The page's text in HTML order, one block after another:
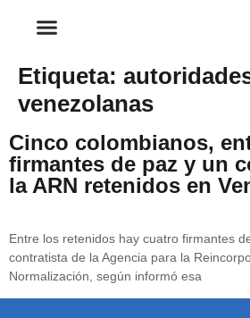
Etiqueta:
venezolanas
Cinco colombianos,
firmantes de paz y un
la ARN retenidos en
Entre los retenidos hay cuatro firmantes
contratista de la Agencia para la
Normalización, según informó esa